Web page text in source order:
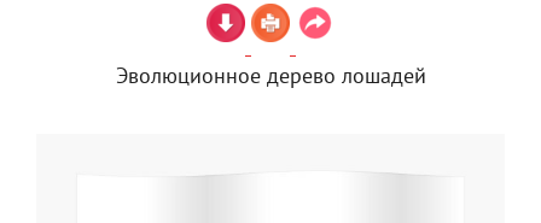
Эволюционное дерево лошадей